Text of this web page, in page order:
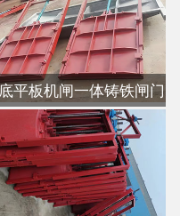
平板机闸一体铸铁闸门